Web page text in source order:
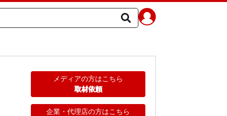
メディアの方はこちら
取材依頼
企業・代理店の方はこちら